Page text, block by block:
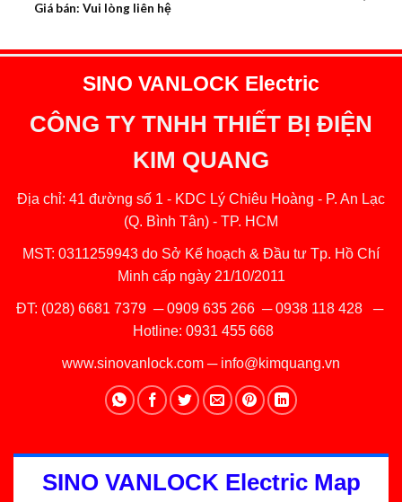
Giá bán: Vui lòng liên hệ
SINO VANLOCK Electric
CÔNG TY TNHH THIẾT BỊ ĐIỆN
KIM QUANG
Địa chỉ: 41 đường số 1 - KDC Lý Chiêu Hoàng - P. An Lạc
(Q. Bình Tân) - TP. HCM
MST: 0311259943 do Sở Kế hoạch & Đầu tư Tp. Hồ Chí
Minh cấp ngày 21/10/2011
ĐT: (028) 6681 7379 ─0909 635 266─0938 118 428─
Hotline: 0931 455 668
www.sinovanlock.com ─ info@kimquang.vn
SINO VANLOCK Electric Map